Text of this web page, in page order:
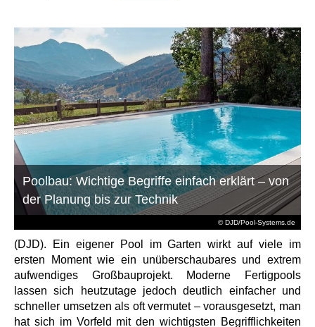
© DJD/Pool-Systems.de
Poolbau: Wichtige Begriffe einfach erklärt – von
der Planung bis zur Technik
(DJD). Ein eigener Pool im Garten wirkt auf viele im
ersten Moment wie ein unüberschaubares und extrem
aufwendiges Großbauprojekt. Moderne Fertigpools
lassen sich heutzutage jedoch deutlich einfacher und
schneller umsetzen als oft vermutet – vorausgesetzt, man
hat sich im Vorfeld mit den wichtigsten Begrifflichkeiten